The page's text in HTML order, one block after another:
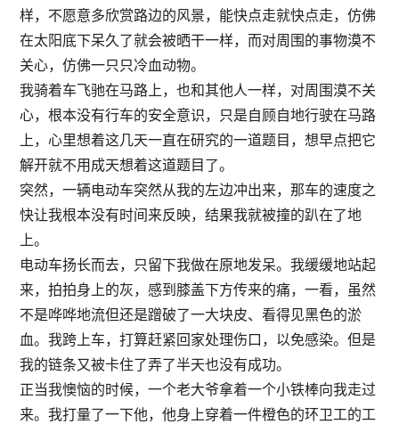
样，不愿意多欣赏路边的风景，能快点走就快点走，仿佛
在太阳底下呆久了就会被晒干一样，而对周围的事物漠不
关心，仿佛一只只冷血动物。
我骑着车飞驰在马路上，也和其他人一样，对周围漠不关
心，根本没有行车的安全意识，只是自顾自地行驶在马路
上，心里想着这几天一直在研究的一道题目，想早点把它
解开就不用成天想着这道题目了。
突然，一辆电动车突然从我的左边冲出来，那车的速度之
快让我根本没有时间来反映，结果我就被撞的趴在了地
上。
电动车扬长而去，只留下我做在原地发呆。我缓缓地站起
来，拍拍身上的灰，感到膝盖下方传来的痛，一看，虽然
不是哗哗地流但还是蹭破了一大块皮、看得见黑色的淤
血。我跨上车，打算赶紧回家处理伤口，以免感染。但是
我的链条又被卡住了弄了半天也没有成功。
正当我懊恼的时候，一个老大爷拿着一个小铁棒向我走过
来。我打量了一下他，他身上穿着一件橙色的环卫工的工